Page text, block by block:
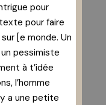
pour
pour faire
[e monde. Un
pessimiste
à t’idée
l’homme
a une petite